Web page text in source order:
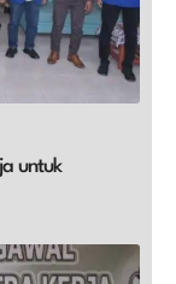
untuk